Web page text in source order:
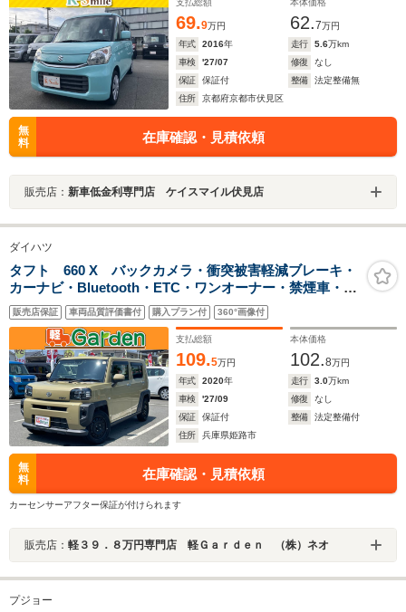
支払総額
69.9万円
本体価格
62.7万円
年式
2016年 走行 5.6万km
車検
'27/07 修復
なし
保証
保証付 整備
法定整備無
住所
京都府京都市伏見区
無
料
在庫確認・見積依頼
販売店： 新車低金利専門店 ケイスマイル伏見店
ダイハツ
タフト 660 X バックカメラ・衝突被害軽減ブレーキ・
カーナビ・Bluetooth・ETC・ワンオーナー・禁煙車・フ
ルセグTV・CD/DVD再生・スマートキー&プッシュスター
ト・ベンチシート・ルームクリーニング
販売店保証 車両品質評価書付 購入プラン付 360°画像付
支払総額
109.5万円
本体価格
102.8万円
年式
2020年 走行 3.0万km
車検
'27/09 修復
なし
保証
保証付 整備
法定整備付
住所
兵庫県姫路市
無
料
在庫確認・見積依頼
カーセンサーアフター保証が付けられます
販売店： 軽３９．８万円専門店 軽Ｇａｒｄｅｎ （株）ネオ
プジョー